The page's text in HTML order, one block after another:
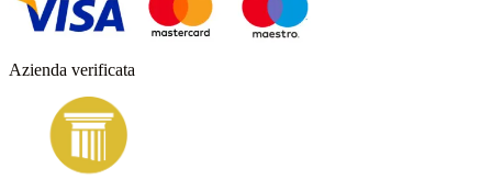
Azienda verificata